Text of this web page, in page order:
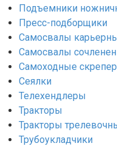
Подъемники
Пресс-подборщики
Самосвалы
Самосвалы
Самоходные
Сеялки
Телехендлеры
Тракторы
Тракторы
Трубоукладчики